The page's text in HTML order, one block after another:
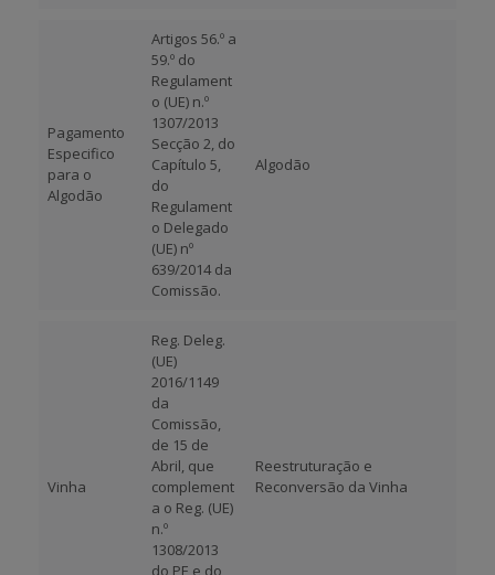
Pagamento
Especifico
para o
Algodão
Artigos 56.º a
59.º do
Regulament
o (UE) n.º
1307/2013
Secção 2, do
Capítulo 5,
do
Regulament
o Delegado
(UE) nº
639/2014 da
Comissão.
Algodão
Vinha
Reg. Deleg.
(UE)
2016/1149
da
Comissão,
de 15 de
Abril, que
complement
a o Reg. (UE)
n.º
1308/2013
do PE e do
Reestruturação e
Reconversão da Vinha